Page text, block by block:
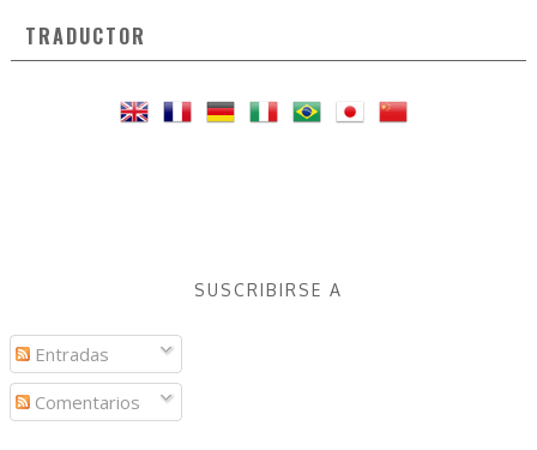
TRADUCTOR
SUSCRIBIRSE A
Entradas
Comentarios